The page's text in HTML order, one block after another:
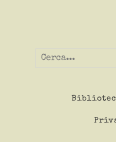
Cerca